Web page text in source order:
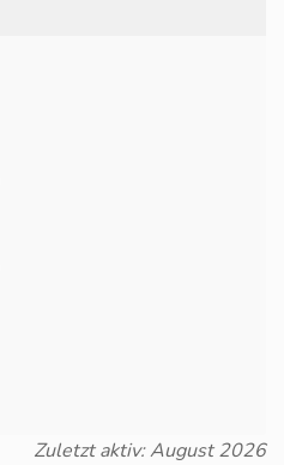
Zuletzt aktiv: August 2026